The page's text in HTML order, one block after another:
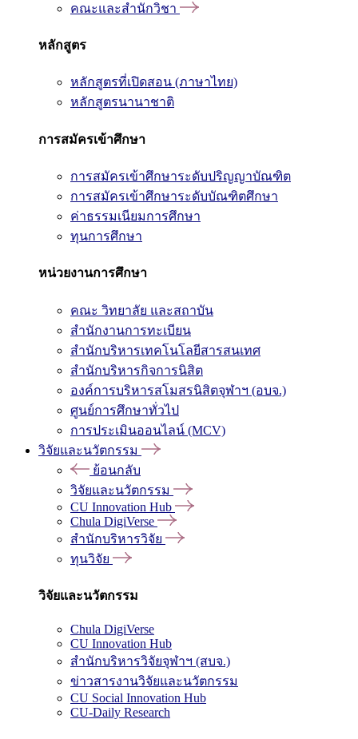
คณะและสำนักวิชา
หลักสูตร
หลักสูตรที่เปิดสอน (ภาษาไทย)
หลักสูตรนานาชาติ
การสมัครเข้าศึกษา
การสมัครเข้าศึกษาระดับปริญญาบัณฑิต
การสมัครเข้าศึกษาระดับบัณฑิตศึกษา
ค่าธรรมเนียมการศึกษา
ทุนการศึกษา
หน่วยงานการศึกษา
คณะ วิทยาลัย และสถาบัน
สำนักงานการทะเบียน
สำนักบริหารเทคโนโลยีสารสนเทศ
สำนักบริหารกิจการนิสิต
องค์การบริหารสโมสรนิสิตจุฬาฯ (อบจ.)
ศูนย์การศึกษาทั่วไป
การประเมินออนไลน์ (MCV)
วิจัยและนวัตกรรม
ย้อนกลับ
วิจัยและนวัตกรรม
CU Innovation Hub
Chula DigiVerse
สำนักบริหารวิจัย
ทุนวิจัย
วิจัยและนวัตกรรม
Chula DigiVerse
CU Innovation Hub
สำนักบริหารวิจัยจุฬาฯ (สบจ.)
ข่าวสารงานวิจัยและนวัตกรรม
CU Social Innovation Hub
CU-Daily Research